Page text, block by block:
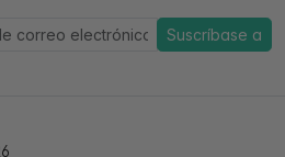
Suscríbase a